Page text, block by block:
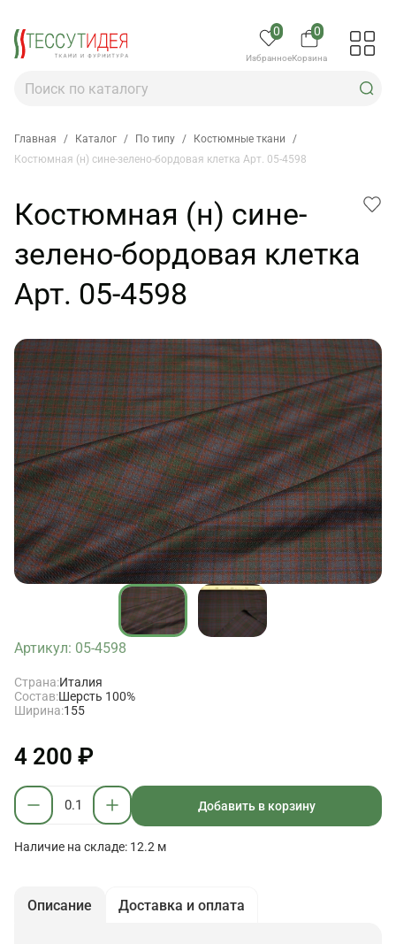
0
Избранное
0
Корзина
Главная / Каталог / По типу / Костюмные ткани
/
Костюмная (н) сине-зелено-бордовая клетка Арт. 05-4598
Костюмная (н) сине-
зелено-бордовая клетка
Арт. 05-4598
Артикул: 05-4598
Страна:Италия
Состав:Шерсть 100%
Ширина:155
4 200 ₽
Добавить в корзину
Наличие на складе: 12.2 м
Описание Доставка и оплата